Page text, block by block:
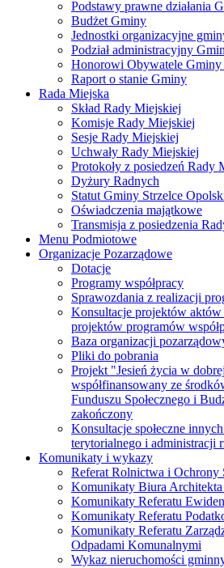
Podstawy prawne działania
Budżet Gminy
Jednostki organizacyjne
Podział administracyjny
Honorowi Obywatele Gminy
Raport o stanie Gminy
Rada Miejska
Skład Rady Miejskiej
Komisje Rady Miejskiej
Sesje Rady Miejskiej
Uchwały Rady Miejskiej
Protokoły z posiedzeń Rady
Dyżury Radnych
Statut Gminy Strzelce
Oświadczenia majątkowe
Transmisja z posiedzenia
Menu Podmiotowe
Organizacje Pozarządowe
Dotacje
Programy współpracy
Sprawozdania z realizacji
Konsultacje projektów
projektów programów
Baza organizacji
Pliki do pobrania
Projekt "Jesień życia w
współfinansowany ze
Funduszu Społecznego i
zakończony
Konsultacje społeczne
terytorialnego i administracji
Komunikaty i wykazy
Referat Rolnictwa i Ochrony
Komunikaty Biura
Komunikaty Referatu
Komunikaty Referatu
Komunikaty Referatu
Odpadami Komunalnymi
Wykaz nieruchomości